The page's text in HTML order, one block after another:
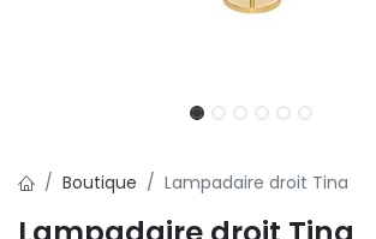
Boutique Lampadaire droit Tina